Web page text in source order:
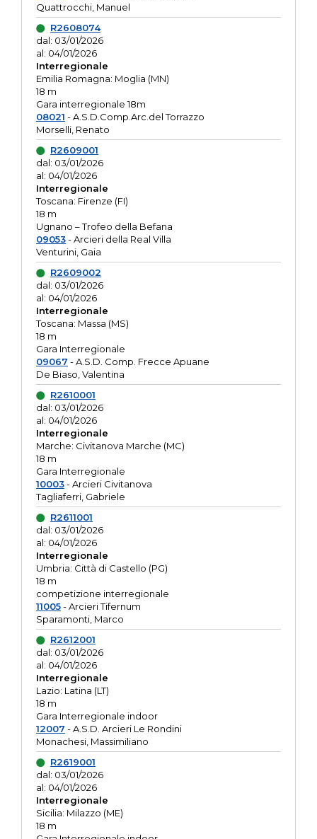
Quattrocchi, Manuel
R2608074
dal: 03/01/2026
al: 04/01/2026
Interregionale
Emilia Romagna: Moglia (MN)
18 m
Gara interregionale 18m
08021 - A.S.D.Comp.Arc.del Torrazzo
Morselli, Renato
R2609001
dal: 03/01/2026
al: 04/01/2026
Interregionale
Toscana: Firenze (FI)
18 m
Ugnano – Trofeo della Befana
09053- Arcieri della Real Villa
Venturini, Gaia
R2609002
dal: 03/01/2026
al: 04/01/2026
Interregionale
Toscana: Massa (MS)
18 m
Gara Interregionale
09067 - A.S.D. Comp. Frecce Apuane
De Biaso, Valentina
R2610001
dal: 03/01/2026
al: 04/01/2026
Interregionale
Marche: Civitanova Marche (MC)
18 m
Gara Interregionale
10003- Arcieri Civitanova
Tagliaferri, Gabriele
R2611001
dal: 03/01/2026
al: 04/01/2026
Interregionale
Umbria: Città di Castello (PG)
18 m
competizione interregionale
11005- Arcieri Tifernum
Sparamonti, Marco
R2612001
dal: 03/01/2026
al: 04/01/2026
Interregionale
Lazio: Latina (LT)
18 m
Gara Interregionale indoor
12007 - A.S.D. Arcieri Le Rondini
Monachesi, Massimiliano
R2619001
dal: 03/01/2026
al: 04/01/2026
Interregionale
Sicilia: Milazzo (ME)
18 m